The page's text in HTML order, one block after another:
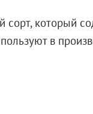
сорт, который
в